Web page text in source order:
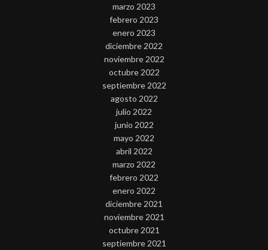
marzo 2023
febrero 2023
enero 2023
diciembre 2022
noviembre 2022
octubre 2022
septiembre 2022
agosto 2022
julio 2022
junio 2022
mayo 2022
abril 2022
marzo 2022
febrero 2022
enero 2022
diciembre 2021
noviembre 2021
octubre 2021
septiembre 2021